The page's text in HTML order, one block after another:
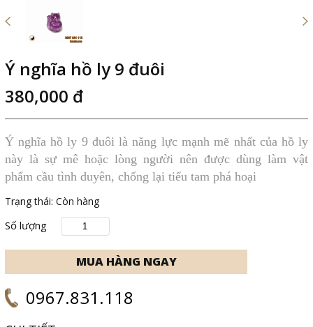
Ý nghĩa hồ ly 9 đuôi
380,000 đ
Ý nghĩa hồ ly 9 đuôi là năng lực mạnh mẽ nhất của hồ ly
này là sự mê hoặc lòng người nên được dùng làm vật
phẩm cầu tình duyên, chống lại tiểu tam phá hoại
Trạng thái: Còn hàng
Số lượng
0967.831.118